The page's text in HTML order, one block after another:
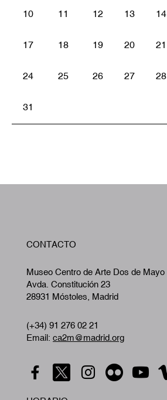
10 11 12 13 14
17 18 19 20 21
24 25 26 27 28
31
CONTACTO
Museo Centro de Arte Dos de Mayo
Avda. Constitución 23
28931 Móstoles, Madrid
(+34) 91 276 02 21
Email: ca2m@madrid.org